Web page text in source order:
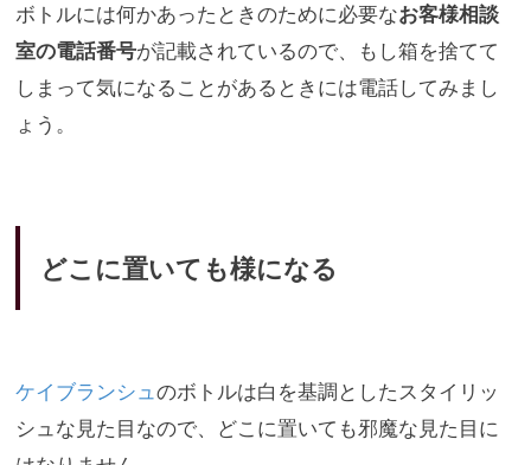
ボトルには何かあったときのために必要なお客様相談
室の電話番号が記載されているので、
もし箱を捨てて
しまって気になることがあるときには電話してみま し
ょう。
どこに置いても様になる
ケイブランシュ のボトルは白を基調としたスタイリッ
シュな見た目なので、どこに置いても邪魔な見た目に